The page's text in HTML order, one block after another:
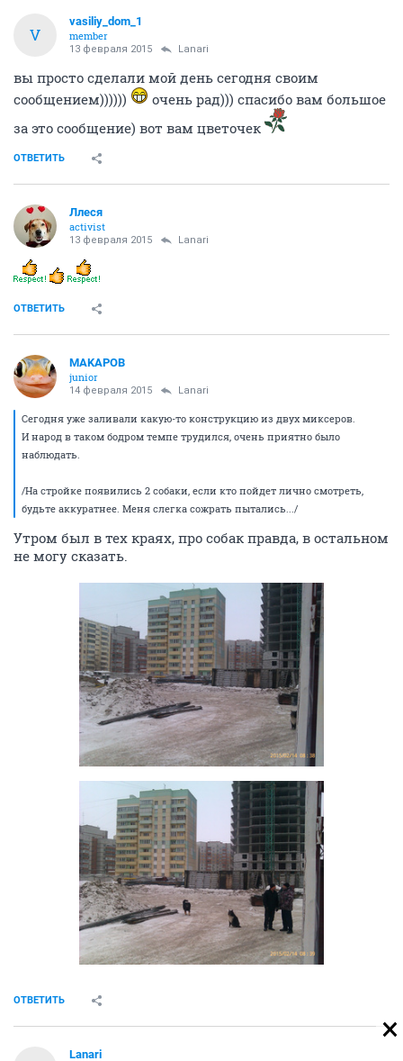
V
vasiliy_dom_1
member
13 февраля 2015 Lanari
вы просто сделали мой день сегодня своим
сообщением))))))
очень рад))) спасибо вам большое
за это сообщение) вот вам цветочек
ОТВЕТИТЬ
Ллеся
activist
13 февраля 2015 Lanari
ОТВЕТИТЬ
MAKAPOB
junior
14 февраля 2015 Lanari
Сегодня уже заливали какую-то конструкцию из двух миксеров.
И народ в таком бодром темпе трудился, очень приятно было
наблюдать.
/На стройке появились 2 собаки, если кто пойдет лично смотреть,
будьте аккуратнее. Меня слегка сожрать пытались.../
Утром был в тех краях, про собак правда, в остальном
не могу сказать.
ОТВЕТИТЬ
Lanari